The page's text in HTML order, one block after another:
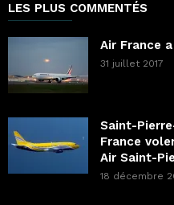
LES PLUS COMMENTÉS
Air France
31 juillet 2017
Saint-
France
Air Saint-
18 décembre